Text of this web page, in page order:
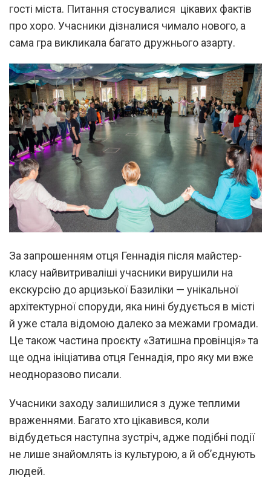
гості міста. Питання стосувалися цікавих фактів
про хоро. Учасники дізналися чимало нового, а
сама гра викликала багато дружнього азарту.
За запрошенням отця Геннадія після майстер-
класу найвитриваліші учасники вирушили на
екскурсію до арцизької Базиліки — унікальної
архітектурної споруди, яка нині будується в місті
й уже стала відомою далеко за межами громади.
Це також частина проєкту «Затишна провінція» та
ще одна ініціатива отця Геннадія, про яку ми вже
неодноразово писали.
Учасники заходу залишилися з дуже теплими
враженнями. Багато хто цікавився, коли
відбудеться наступна зустріч, адже подібні події
не лише знайомлять із культурою, а й об’єднують
людей.